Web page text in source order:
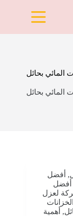
المائي بحائل
المائي بحائل
, أفضل
أفضل
لعزل
, أهمية